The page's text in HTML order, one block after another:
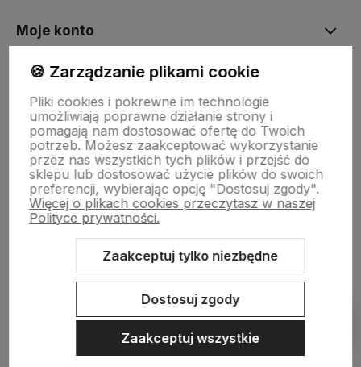
Moje konto
Płatności i dostawa
Informacje
O nas
Sklep internetowy Shoper.pl Szablon Shoper Modern 3.0™
🍪 Zarządzanie plikami cookie
Pliki cookies i pokrewne im technologie
umożliwiają poprawne działanie strony i
pomagają nam dostosować ofertę do Twoich
potrzeb. Możesz zaakceptować wykorzystanie
przez nas wszystkich tych plików i przejść do
sklepu lub dostosować użycie plików do swoich
preferencji, wybierając opcję "Dostosuj zgody".
Więcej o plikach cookies przeczytasz w naszej
Polityce prywatności.
Zaakceptuj tylko niezbędne
Dostosuj zgody
Zaakceptuj wszystkie